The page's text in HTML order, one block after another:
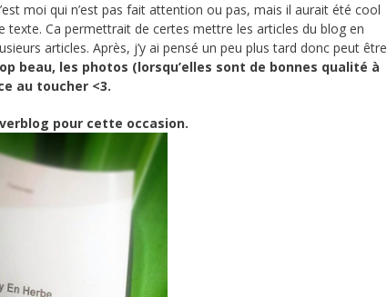
moi qui n’est pas fait attention ou pas, mais il aurait été cool
texte. Ca permettrait de certes mettre les articles du blog en
articles. Après, j’y ai pensé un peu plus tard donc peut être
beau, les photos (lorsqu’elles sont de bonnes qualité à
au toucher <3.
pour cette occasion.